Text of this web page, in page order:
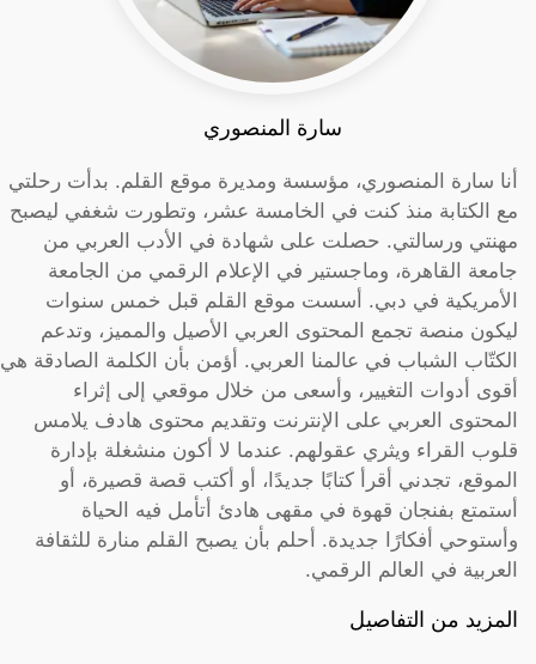
سارة المنصوري
أنا سارة المنصوري، مؤسسة ومديرة موقع القلم. بدأت رحلتي
مع الكتابة منذ كنت في الخامسة عشر، وتطورت شغفي ليصبح
مهنتي ورسالتي. حصلت على شهادة في الأدب العربي من
جامعة القاهرة، وماجستير في الإعلام الرقمي من الجامعة
الأمريكية في دبي. أسست موقع القلم قبل خمس سنوات
ليكون منصة تجمع المحتوى العربي الأصيل والمميز، وتدعم
الكتّاب الشباب في عالمنا العربي. أؤمن بأن الكلمة الصادقة هي
أقوى أدوات التغيير، وأسعى من خلال موقعي إلى إثراء
المحتوى العربي على الإنترنت وتقديم محتوى هادف يلامس
قلوب القراء ويثري عقولهم. عندما لا أكون منشغلة بإدارة
الموقع، تجدني أقرأ كتابًا جديدًا، أو أكتب قصة قصيرة، أو
أستمتع بفنجان قهوة في مقهى هادئ أتأمل فيه الحياة
وأستوحي أفكارًا جديدة. أحلم بأن يصبح القلم منارة للثقافة
العربية في العالم الرقمي.
المزيد من التفاصيل